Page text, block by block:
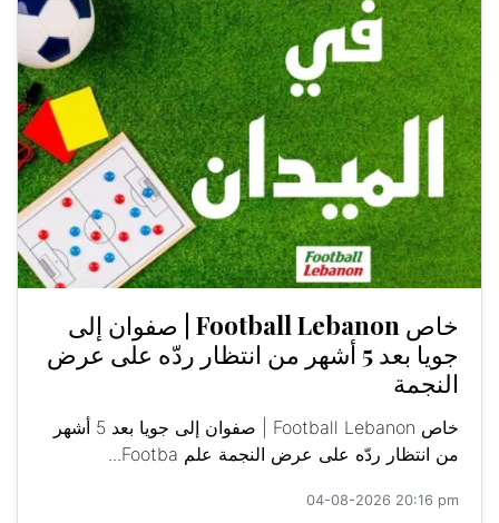
خاص Football Lebanon | صفوان إلى
جويا بعد 5 أشهر من انتظار ردّه على عرض
النجمة
خاص Football Lebanon | صفوان إلى جويا بعد 5 أشهر
من انتظار ردّه على عرض النجمة علم Footba...
04-08-2026 20:16 pm